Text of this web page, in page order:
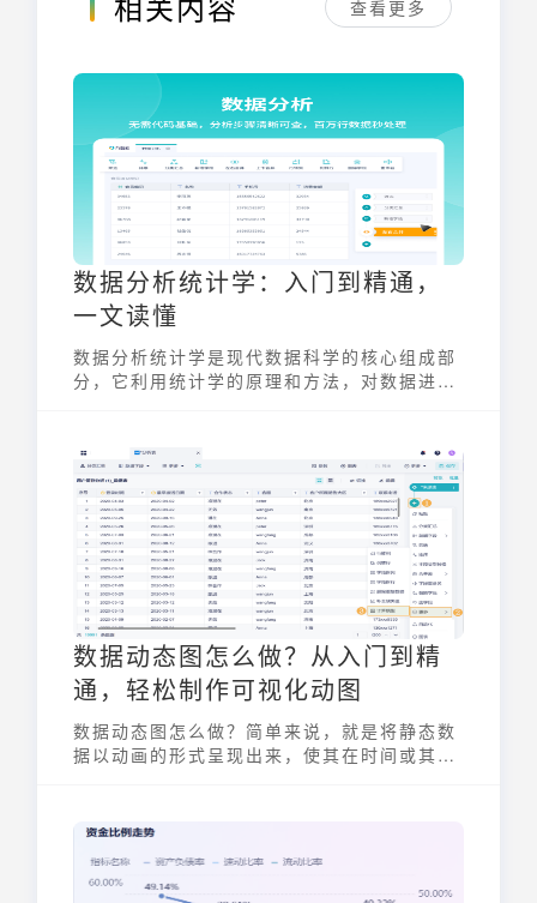
查看更多
数据分析统计学：入门到精通，
一文读懂
数据分析统计学是现代数据科学的核心组成部
分，它利用统计学的原理和方法，对数据进行
更好地理解数据的内在规律，为决策提供科学
依据。它不仅仅是数字的堆砌，更是从数据中
发现真相、预测未来的强大工具。
数据动态图怎么做？从入门到精
通，轻松制作可视化动图
数据动态图怎么做？简单来说，就是将静态数
据以动画的形式呈现出来，使其在时间或其他
观众的眼球，提升数据解读的效率，常用于展
告、学术研究展示，还是新闻报道，数据动态